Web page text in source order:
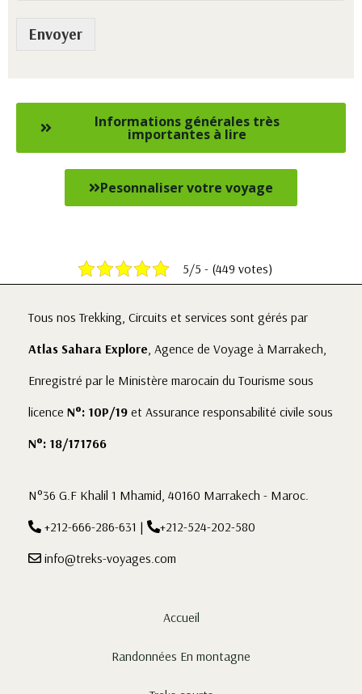
Envoyer
Informations générales très
importantes à lire
Pesonnaliser votre voyage
5/5 - (449 votes)
Tous nos Trekking, Circuits et services sont gérés par
Atlas Sahara Explore , Agence de Voyage à Marrakech,
Enregistré par le Ministère marocain du Tourisme sous
licence N°: 10P/19 et Assurance responsabilité civile sous
N°: 18/171766
N°36 G.F Khalil 1 Mhamid, 40160 Marrakech - Maroc.
+212-666-286-631 |
+212-524-202-580
info@treks-voyages.com
Accueil
Randonnées En montagne